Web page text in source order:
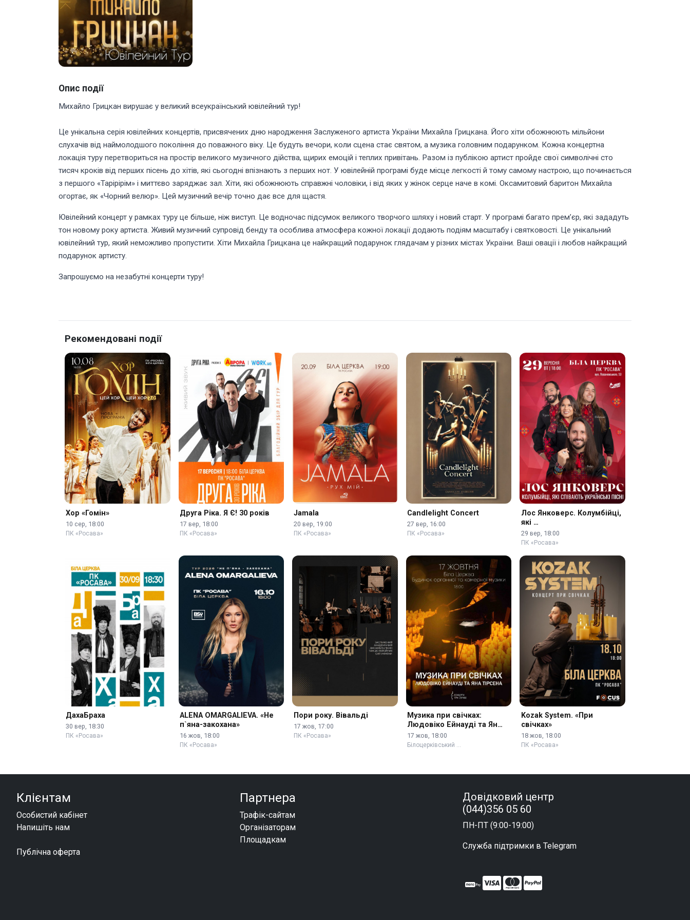
Опис події
Михайло Грицкан вирушає у великий всеукраїнський ювілейний тур!
Це унікальна серія ювілейних концертів, присвячених дню народження Заслуженого артиста України Михайла Грицкана. Його хіти обожнюють мільйони
слухачів від наймолодшого покоління до поважного віку. Це будуть вечори, коли сцена стає святом, а музика головним подарунком. Кожна концертна
локація туру перетвориться на простір великого музичного дійства, щирих емоцій і теплих привітань. Разом із публікою артист пройде свої символічні сто
тисяч кроків від перших пісень до хітів, які сьогодні впізнають з перших нот. У ювілейній програмі буде місце легкості й тому самому настрою, що починається
з першого «Тарірірім» і миттєво заряджає зал. Хіти, які обожнюють справжні чоловіки, і від яких у жінок серце наче в комі. Оксамитовий баритон Михайла
огортає, як «Чорний велюр». Цей музичний вечір точно дає все для щастя.
Ювілейний концерт у рамках туру це більше, ніж виступ. Це водночас підсумок великого творчого шляху і новий старт. У програмі багато премʼєр, які зададуть
тон новому року артиста. Живий музичний супровід бенду та особлива атмосфера кожної локації додають подіям масштабу і святковості. Це унікальний
ювілейний тур, який неможливо пропустити. Хіти Михайла Грицкана це найкращий подарунок глядачам у різних містах України. Ваші овації і любов найкращий
подарунок артисту.
Запрошуємо на незабутні концерти туру!
Рекомендовані події
Хор «Гомін»
10 сер, 18:00
ПК «Росава»
Друга Ріка. Я Є! 30 років
17 вер, 18:00
ПК «Росава»
Jamala
20 вер, 19:00
ПК «Росава»
Candlelight Concert
27 вер, 16:00
ПК «Росава»
Лос Янковерс. Колумбійці,
які …
29 вер, 18:00
ПК «Росава»
ДахаБраха
30 вер, 18:30
ПК «Росава»
ALENA OMARGALIEVA. «Не
п`яна-закохана»
16 жов, 18:00
ПК «Росава»
Пори року. Вівальді
17 жов, 17:00
ПК «Росава»
Музика при свічках:
Людовіко Ейнауді та Ян
Тірсен
17 жов, 18:00
Білоцерківський …
Kozak System. «При
свічках»
18 жов, 18:00
ПК «Росава»
Клієнтам
Особистий кабінет
Напишіть нам
Публічна оферта
Партнера
Трафік-сайтам
Організаторам
Площадкам
Довідковий центр
(044)356 05 60
ПН-ПТ (9:00-19:00)
Служба підтримки в Telegram